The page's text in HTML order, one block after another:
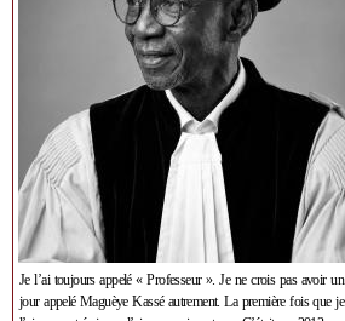
Je l’ai toujours appelé « Professeur ». Je ne crois pas avoir un
jour appelé Maguèye Kassé autrement. La première fois que je